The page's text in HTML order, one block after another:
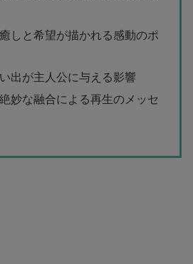
しと希望が描かれる感動のポ
出が主人公に与える影響
妙な融合による再生のメッセ